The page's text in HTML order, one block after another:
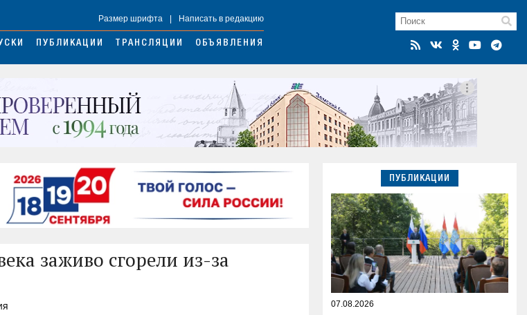
Размер шрифта Написать в редакцию
ПУБЛИКАЦИИ ТРАНСЛЯЦИИ ОБЪЯВЛЕНИЯ
заживо сгорели из-за
ПУБЛИКАЦИИ
07.08.2026